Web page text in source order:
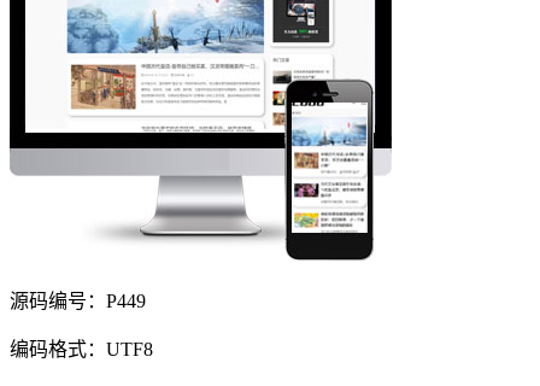
源码编号：P449
编码格式：UTF8